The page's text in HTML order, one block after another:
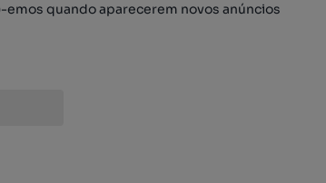
quando aparecerem novos anúncios